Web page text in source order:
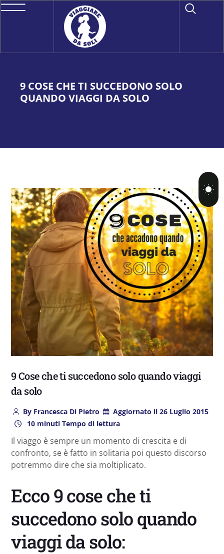
9 COSE CHE TI SUCCEDONO SOLO
QUANDO VIAGGI DA SOLO
9 Cose che ti succedono solo quando viaggi
da solo
ByFrancesca Di Pietro Aggiornato il 26 Luglio 2015
10 minuti Tempo di lettura
Il viaggo è sempre un momento di crescita e di
confronto, se è fatto in solitaria poi questo discorso
potremmo dire che sia moltiplicato.
Ecco 9 cose che ti
succedono solo quando
viaggi da solo: